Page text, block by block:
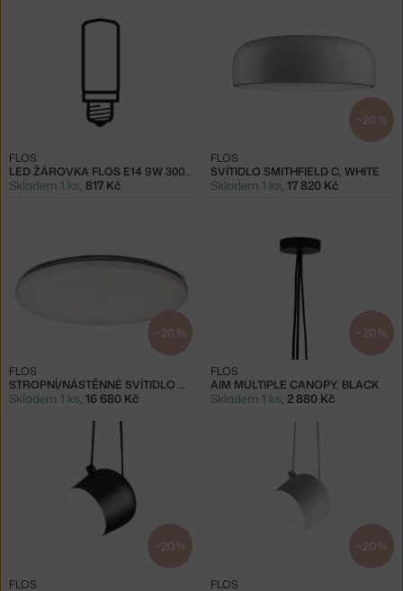
LED ŽÁROVKA FLOS E14 9W 3000K
FLOS
Skladem 1 ks, 817 Kč
−20 %
SVÍTIDLO SMITHFIELD C, WHITE
FLOS
Skladem 1 ks, 17 820 Kč
−20 %
STROPNÍ/NÁSTĚNNÉ SVÍTIDLO CLARA, WHITE
FLOS
Skladem 1 ks, 16 680 Kč
−20 %
AIM MULTIPLE CANOPY, BLACK
FLOS
Skladem 1 ks, 2 880 Kč
−20 %
FLOS
−20 %
FLOS